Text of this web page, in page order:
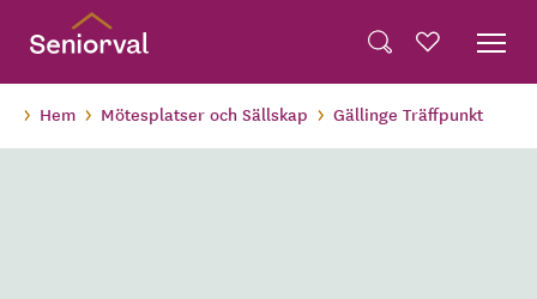
Hem Mötesplatser och Sällskap Gällinge Träffpunkt
Translate